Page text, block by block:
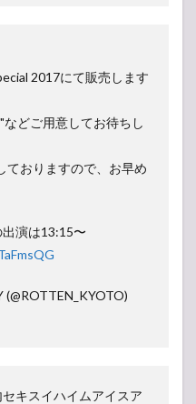
2017にて販売します
どご用意してお待ちし
ておりますので、お早め
演は13:15〜
キスイハイムアイスア